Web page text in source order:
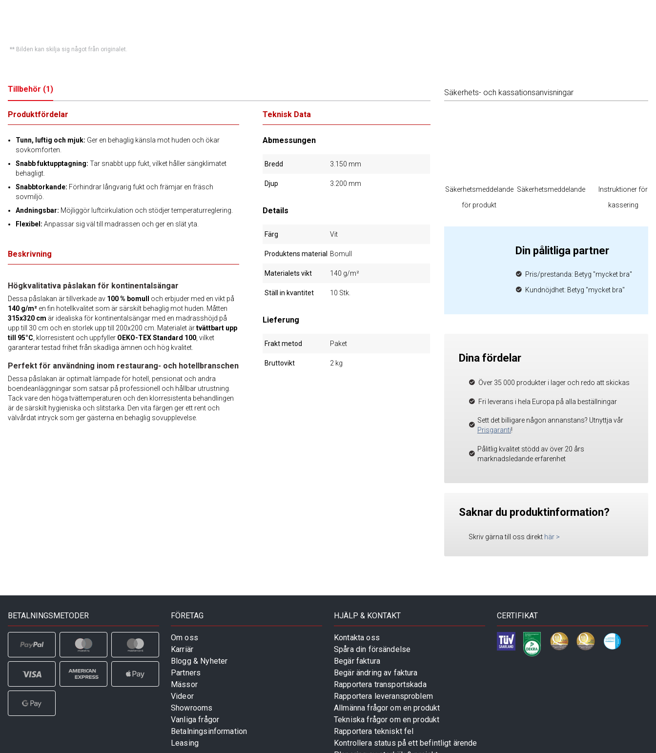
** Bilden kan skilja sig något från originalet.
Tillbehör (1)
Produktfördelar
Tunn, luftig och mjuk: Ger en behaglig känsla mot huden och ökar
sovkomforten.
Snabb fuktupptagning: Tar snabbt upp fukt, vilket håller sängklimatet
behagligt.
Snabbtorkande: Förhindrar långvarig fukt och främjar en fräsch
sovmiljö.
Andningsbar: Möjliggör luftcirkulation och stödjer temperaturreglering.
Flexibel: Anpassar sig väl till madrassen och ger en slät yta.
Beskrivning
Högkvalitativa påslakan för kontinentalsängar
Dessa påslakan är tillverkade av 100 % bomull
och erbjuder med en vikt på
140 g/m² en fin hotellkvalitet som är särskilt behaglig mot huden. Måtten
315x320 cm är idealiska för kontinentalsängar med en madrasshöjd på
upp till 30 cm och en storlek upp till 200x200 cm. Materialet ärtvättbart upp
till 95°C , klorresistent och uppfyller OEKO-TEX Standard 100 , vilket
garanterar testad frihet från skadliga ämnen och hög kvalitet.
Perfekt för användning inom restaurang- och hotellbranschen
Dessa påslakan är optimalt lämpade för hotell, pensionat och andra
boendeanläggningar som satsar på professionell och hållbar utrustning.
Tack vare den höga tvättemperaturen och den klorresistenta behandlingen
är de särskilt hygieniska och slitstarka. Den vita färgen ger ett rent och
välvårdat intryck som ger gästerna en behaglig sovupplevelse.
Teknisk Data
Abmessungen
Bredd 3.150 mm
Djup 3.200 mm
Details
Färg Vit
Produktens material Bomull
Materialets vikt 140 g/m²
Ställ in kvantitet 10 Stk.
Lieferung
Frakt metod Paket
Bruttovikt 2 kg
Säkerhets- och kassationsanvisningar
Säkerhetsmeddelande
för produkt
Säkerhetsmeddelande
Instruktioner för
kassering
Din pålitliga partner
Pris/prestanda: Betyg "mycket bra"
Kundnöjdhet: Betyg "mycket bra"
Dina fördelar
Över 35 000 produkter i lager och redo att skickas
Fri leverans i hela Europa på alla beställningar
Sett det billigare någon annanstans? Utnyttja vår
Prisgaranti!
Pålitlig kvalitet stödd av över 20 års
marknadsledande erfarenhet
Saknar du produktinformation?
Skriv gärna till oss direkt här >
BETALNINGSMETODER FÖRETAG
Om oss
Karriär
Blogg & Nyheter
Partners
Mässor
Videor
Showrooms
Vanliga frågor
Betalningsinformation
Leasing
HJÄLP & KONTAKT
Kontakta oss
Spåra din försändelse
Begär faktura
Begär ändring av faktura
Rapportera transportskada
Rapportera leveransproblem
Allmänna frågor om en produkt
Tekniska frågor om en produkt
Rapportera tekniskt fel
Kontrollera status på ett befintligt ärende
CERTIFIKAT